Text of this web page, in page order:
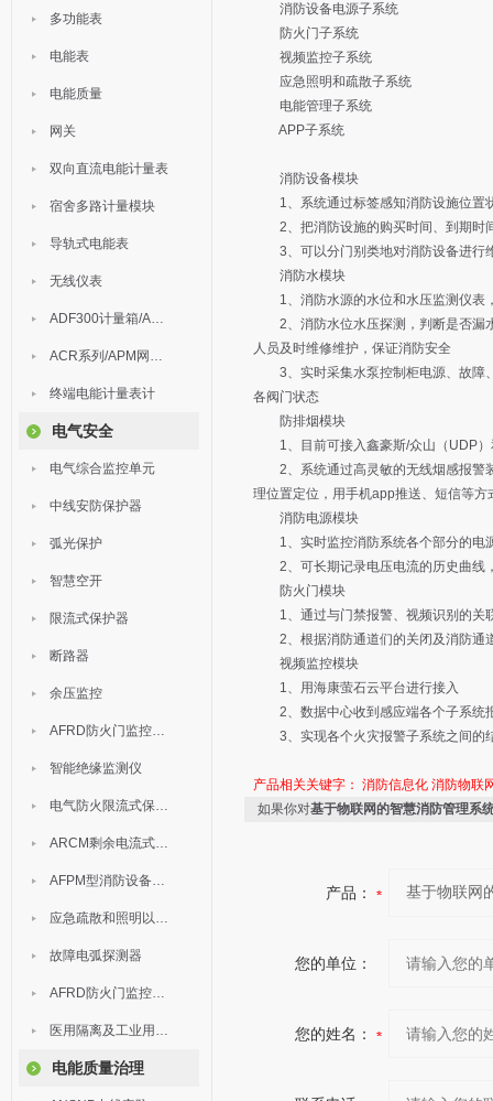
多功能表
电能表
电能质量
网关
双向直流电能计量表
宿舍多路计量模块
导轨式电能表
无线仪表
ADF300计量箱/AEW无线计量
ACR系列/APM网络电力仪表
终端电能计量表计
电气安全
电气综合监控单元
中线安防保护器
弧光保护
智慧空开
限流式保护器
断路器
余压监控
AFRD防火门监控模块
智能绝缘监测仪
电气防火限流式保护器
ARCM剩余电流式电气火灾监控装置
AFPM型消防设备电源监控系统
应急疏散和照明以及灯具
故障电弧探测器
AFRD防火门监控系统
医用隔离及工业用电绝缘检测
电能质量治理
消防设备电源子系统
防火门子系统
视频监控子系统
应急照明和疏散子系统
电能管理子系统
APP子系统
消防设备模块
1、系统通过标签感知消防设施位置
2、把消防设施的购买时间、到期时
3、可以分门别类地对消防设备进行
消防水模块
1、消防水源的水位和水压监测仪表
2、消防水位水压探测，判断是否漏水
人员及时维修维护，保证消防安全
3、实时采集水泵控制柜电源、故障、
各阀门状态
防排烟模块
1、目前可接入鑫豪斯/众山（UDP）
2、系统通过高灵敏的无线烟感报警装
理位置定位，用手机app推送、短信等
消防电源模块
1、实时监控消防系统各个部分的电源
2、可长期记录电压电流的历史曲线
防火门模块
1、通过与门禁报警、视频识别的关
2、根据消防通道们的关闭及消防通
视频监控模块
1、用海康萤石云平台进行接入
2、数据中心收到感应端各个子系统
3、实现各个火灾报警子系统之间的
产品相关关键字： 消防信息化 消防物联
如果你对基于物联网的智慧消防管理系
产品：
您的单位：
您的姓名：